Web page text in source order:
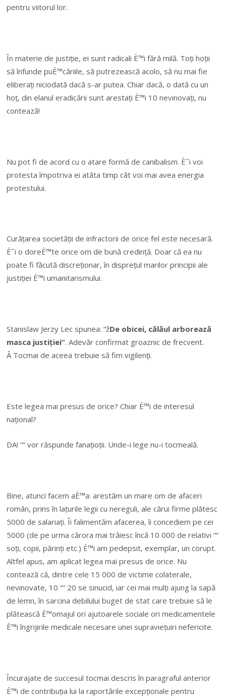
pentru viitorul lor.
În materie de justiție, ei sunt radicali È™i fără milă. Toți hoții
să înfunde puÈ™căriile, să putrezească acolo, să nu mai fie
eliberați niciodată dacă s-ar putea. Chiar dacă, o dată cu un
hoț, din elanul eradicării sunt arestați È™i 10 nevinovați, nu
contează!
Nu pot fi de acord cu o atare formă de canibalism. È˜i voi
protesta împotriva ei atâta timp cât voi mai avea energia
protestului.
Curățarea societății de infractorii de orice fel este necesară.
È˜i o doreÈ™te orice om de bună credință. Doar că ea nu
poate fi făcută discreționar, în disprețul marilor principii ale
justiției È™i umanitarismului.
Stanislaw Jerzy Lec spunea: “žDe obicei, călăul arborează
masca justiției”. Adevăr confirmat groaznic de frecvent.
Â Tocmai de aceea trebuie să fim vigilenți.
Este legea mai presus de orice? Chiar È™i de interesul
național?
DA! ““ vor răspunde fanațioții. Unde-i lege nu-i tocmeală.
Bine, atunci facem aÈ™a: arestăm un mare om de afaceri
român, prins în lațurile legii cu nereguli, ale cărui firme plătesc
5000 de salariați. Îi falimentăm afacerea, îi concediem pe cei
5000 (de pe urma cărora mai trăiesc încă 10 000 de relativi ““
soți, copii, părinți etc.) È™i am pedepsit, exemplar, un corupt.
Altfel apus, am aplicat legea mai presus de orice. Nu
contează că, dintre cele 15 000 de victime colaterale,
nevinovate, 10 ““ 20 se sinucid, iar cei mai mulți ajung la sapă
de lemn, în sarcina debilului buget de stat care trebuie să le
plătească È™omajul ori ajutoarele sociale ori medicamentele
È™i îngrijirile medicale necesare unei supraviețuiri nefericite.
Încurajate de succesul tocmai descris în paragraful anterior
È™i de contribuția lui la raportările excepționale pentru